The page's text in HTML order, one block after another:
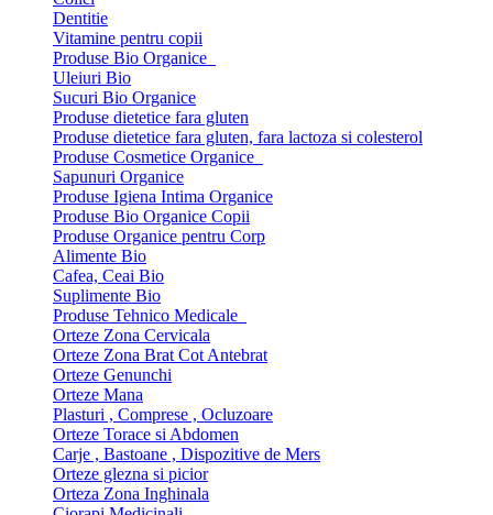
Dentitie
Vitamine pentru copii
Produse Bio Organice
Uleiuri Bio
Sucuri Bio Organice
Produse dietetice fara gluten
Produse dietetice fara gluten, fara lactoza si colesterol
Produse Cosmetice Organice
Sapunuri Organice
Produse Igiena Intima Organice
Produse Bio Organice Copii
Produse Organice pentru Corp
Alimente Bio
Cafea, Ceai Bio
Suplimente Bio
Produse Tehnico Medicale
Orteze Zona Cervicala
Orteze Zona Brat Cot Antebrat
Orteze Genunchi
Orteze Mana
Plasturi , Comprese , Ocluzoare
Orteze Torace si Abdomen
Carje , Bastoane , Dispozitive de Mers
Orteze glezna si picior
Orteza Zona Inghinala